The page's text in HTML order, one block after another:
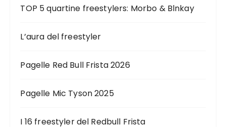
TOP 5 quartine freestylers: Morbo & Blnkay
L’aura del freestyler
Pagelle Red Bull Frista 2026
Pagelle Mic Tyson 2025
I 16 freestyler del Redbull Frista